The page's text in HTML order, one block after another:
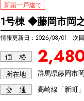
新築一戸建て
1号棟 ◆藤岡市岡
情報更新日：2026/08/01 次
価 格
所在地
群馬県藤岡市
交 通
高崎線「新町